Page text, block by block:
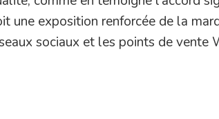
une exposition renforcée de la
sociaux et les points de vente